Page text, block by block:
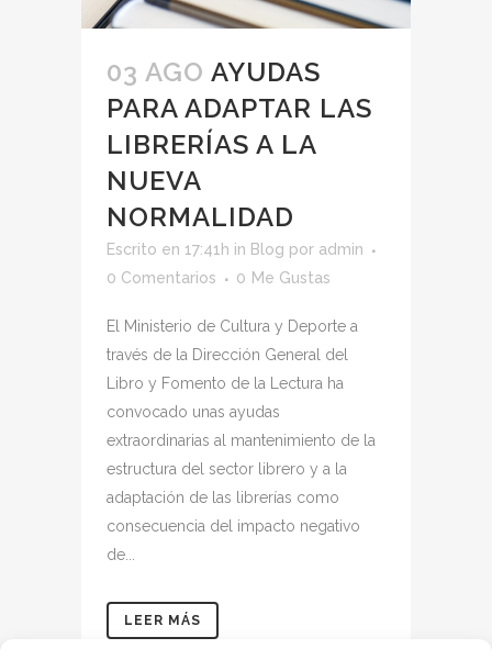
03 AGO AYUDAS
PARA ADAPTAR LAS
LIBRERÍAS A LA
NUEVA
NORMALIDAD
Escrito en 17:41h in Blog por admin
0 Comentarios
0 Me Gustas
El Ministerio de Cultura y Deporte a
través de la Dirección General del
Libro y Fomento de la Lectura ha
convocado unas ayudas
extraordinarias al mantenimiento de la
estructura del sector librero y a la
adaptación de las librerías como
consecuencia del impacto negativo
de...
LEER MÁS